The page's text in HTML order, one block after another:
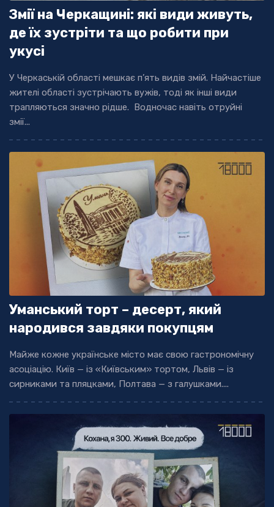
Змії на Черкащині: які види живуть,
де їх зустріти та що робити при
укусі
У Черкаській області мешкає п’ять видів змій. Найчастіше
жителі області зустрічають вужів, тоді як інші види
трапляються значно рідше. Водночас навіть отруйні
змії...
Уманський торт – десерт, який
народився завдяки покупцям
Майже кожне українське місто має свою гастрономічну
асоціацію. Київ — із «Київським» тортом, Львів — із
сирниками та пляцками, Полтава — з галушками....